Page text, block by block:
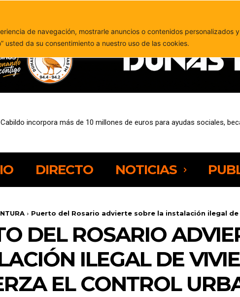
de navegación, mostrarle anuncios o contenidos personalizados
usted da su consentimiento a nuestro uso de las cookies.
Cabildo incorpora más de 10 millones de euros para ayudas sociales,
Padilla Supermercados Spar, Grupo Barceló y Dany Sport se suman a la
DIRECTO NOTICIAS
Puerto del Rosario advierte sobre la instalación ilegal de
DEL ROSARIO
ILEGAL DE
EL CONTROL